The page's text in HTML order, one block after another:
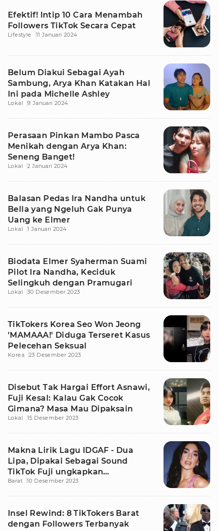
Efektif! Intip 10 Cara Menambah
Followers TikTok Secara Cepat
Lifestyle 11 Januari 2024
Belum Diakui Sebagai Ayah
Sambung, Arya Khan Katakan Hal
Ini pada Michelle Ashley
Lokal 9 Januari 2024
Perasaan Pinkan Mambo Pasca
Menikah dengan Arya Khan:
Seneng Banget!
Lokal 2 Januari 2024
Balasan Pedas Ira Nandha untuk
Bella yang Ngeluh Gak Punya
Uang ke Elmer
Lokal 1 Januari 2024
Biodata Elmer Syaherman Suami
Pilot Ira Nandha, Keciduk
Selingkuh dengan Pramugari
Lokal 30 Desember 2023
TikTokers Korea Seo Won Jeong
'MAMAAA!' Diduga Terseret Kasus
Pelecehan Seksual
Korea 23 Desember 2023
Disebut Tak Hargai Effort Asnawi,
Fuji Kesal: Kalau Gak Cocok
Gimana? Masa Mau Dipaksain
Lokal 15 Desember 2023
Makna Lirik Lagu IDGAF - Dua
Lipa, Dipakai Sebagai Sound
TikTok Fuji ungkapkan
Kekecewaan
Barat 10 Desember 2023
Insel Rewind: 8 TikTokers Barat
dengan Followers Terbanyak